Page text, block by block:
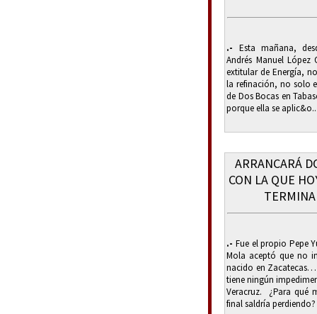
.- Esta mañana,
Andrés Manuel
extitular de Energía,
la refinación, no solo
de Dos Bocas en
porque ella se
ARRANCARÁ
CON LA QUE
.- Fue el propio Pepe
Mola aceptó que no
nacido en Zacatecas…
tiene ningún
Veracruz. ¿Para qué
final saldría perdiendo?